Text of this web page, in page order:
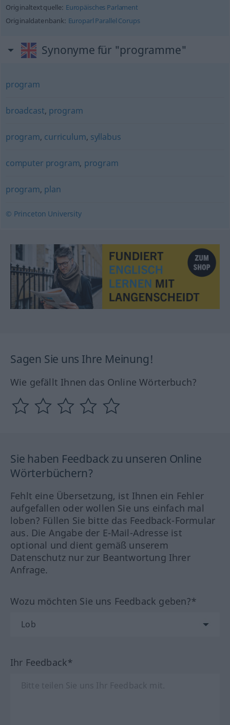
Originaltextquelle: Europäisches Parlament
Originaldatenbank: Europarl Parallel Corups
Synonyme für "programme"
program
broadcast, program
program, curriculum, syllabus
computer program, program
program, plan
© Princeton University
Sagen Sie uns Ihre Meinung!
Wie gefällt Ihnen das Online Wörterbuch?
Sie haben Feedback zu unseren Online
Wörterbüchern?
Fehlt eine Übersetzung, ist Ihnen ein Fehler
aufgefallen oder wollen Sie uns einfach mal
loben? Füllen Sie bitte das Feedback-Formular
aus. Die Angabe der E-Mail-Adresse ist
optional und dient gemäß unserem
Datenschutz nur zur Beantwortung Ihrer
Anfrage.
Wozu möchten Sie uns Feedback geben?*
Ihr Feedback*